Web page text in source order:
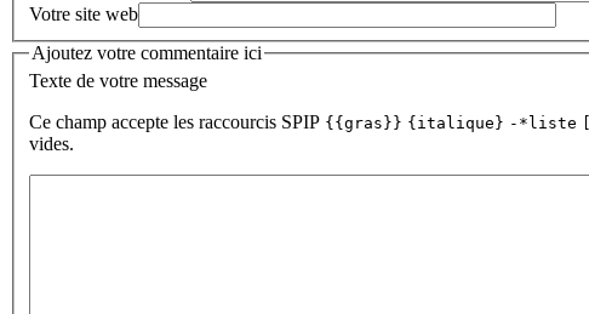
Votre site web
Ajoutez votre commentaire ici
Texte de votre message
Ce champ accepte les raccourcis SPIP {{gras}} {italique} -*liste
vides.